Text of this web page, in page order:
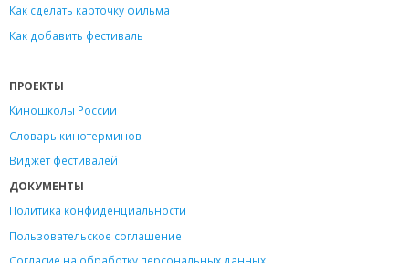
Как сделать карточку фильма
Как добавить фестиваль
ПРОЕКТЫ
Киношколы России
Словарь кинотерминов
Виджет фестивалей
ДОКУМЕНТЫ
Политика конфиденциальности
Пользовательское соглашение